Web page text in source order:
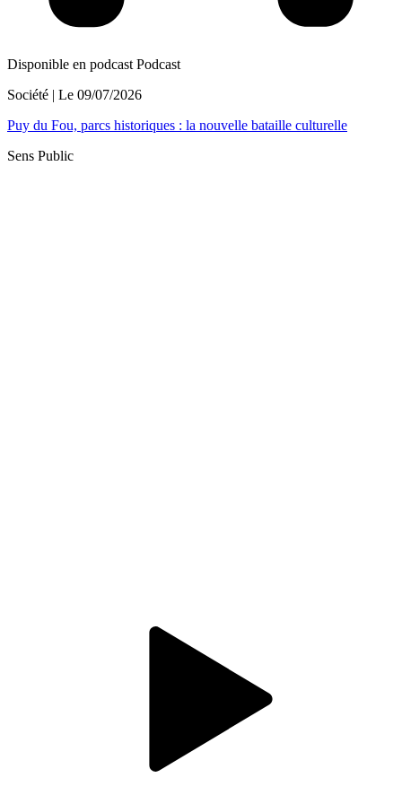
Disponible en podcast Podcast
Société | Le 09/07/2026
Puy du Fou, parcs historiques : la nouvelle bataille culturelle
Sens Public